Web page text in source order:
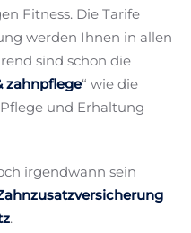
Fitness. Die Tarife
werden Ihnen in allen
sind schon die
zahnpflege“ wie die
und Erhaltung
irgendwann sein
.